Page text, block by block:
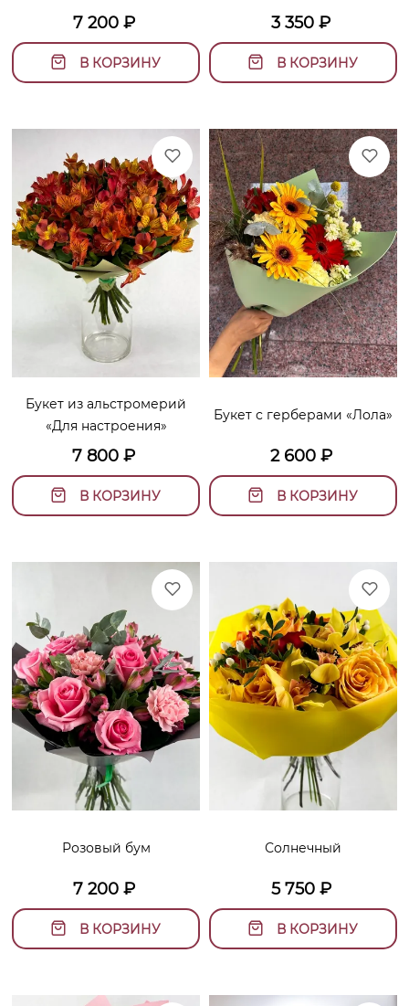
7 200₽
В КОРЗИНУ
3 350 ₽
В КОРЗИНУ
Букет из альстромерий
«Для настроения»
7 800 ₽
В КОРЗИНУ
Букет с герберами «Лола»
2 600₽
В КОРЗИНУ
Розовый бум
7 200₽
В КОРЗИНУ
Солнечный
5 750₽
В КОРЗИНУ